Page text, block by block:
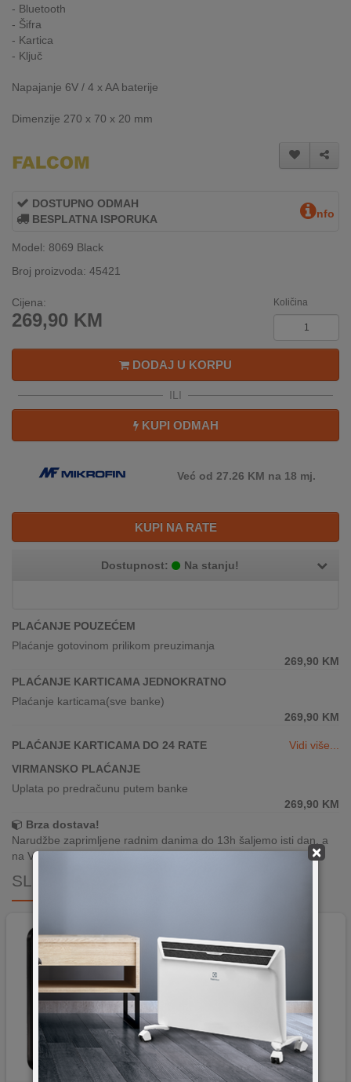
INTERNO
MOJ
NOVO
PONUDI
KUPOVINA
RATE
NAMA
KAKO
INOSTRANSTVA
ENERGETSKE
UČINKOVITOSTI
×
- Bluetooth
- Šifra
- Kartica
- Ključ
Napajanje 6V / 4 x AA baterije
Dimenzije 270 x 70 x 20 mm
DOSTUPNO ODMAH
BESPLATNA ISPORUKA
nfo
Model: 8069 Black
Broj proizvoda: 45421
Cijena:
269,90 KM
Količina
DODAJ U KORPU
ILI
KUPI ODMAH
Već od 27.26 KM na 18 mj.
KUPI NA RATE
Dostupnost: Na stanju!
PLAĆANJE POUZEĆEM
Plaćanje gotovinom prilikom preuzimanja
269,90 KM
PLAĆANJE KARTICAMA JEDNOKRATNO
Plaćanje karticama(sve banke)
269,90 KM
PLAĆANJE KARTICAMA DO 24 RATE
Vidi više...
VIRMANSKO PLAĆANJE
Uplata po predračunu putem banke
269,90 KM
Brza dostava!
Narudžbe zaprimljene radnim danima do 13h šaljemo isti dan, a
na Vašoj adresi paket je već za 24–48h.
SLIČNI PROIZVODI